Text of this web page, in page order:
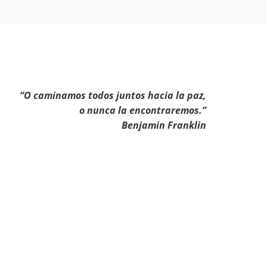
“O caminamos todos juntos hacia la paz,
o nunca la encontraremos.”
Benjamin Franklin